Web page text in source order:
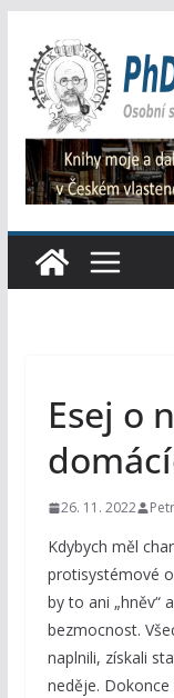
obsah
Esej o
26. 11. 2022
Kdybych měl
protisystémové
by to ani „hněv“
bezmocnost.
naplnili, získali
neděje.